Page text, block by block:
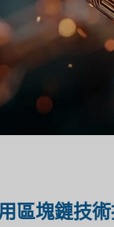
區塊鏈技